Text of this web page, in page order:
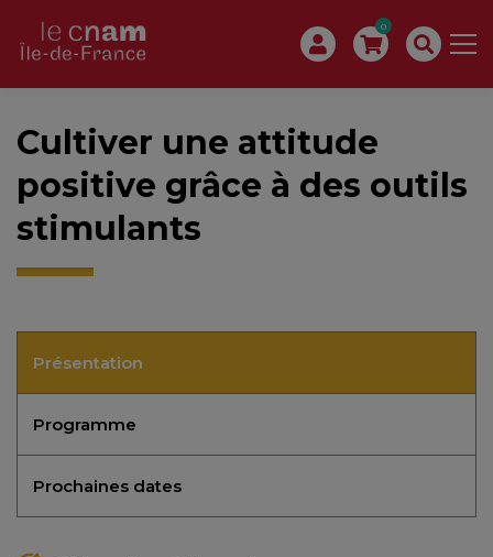
0
Cultiver une attitude
positive grâce à des outils
stimulants
Présentation
Programme
Prochaines dates